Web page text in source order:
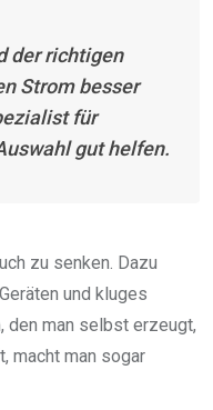
der richtigen
Strom besser
für
gut helfen.
zu senken. Dazu
und kluges
den man selbst erzeugt,
macht man sogar